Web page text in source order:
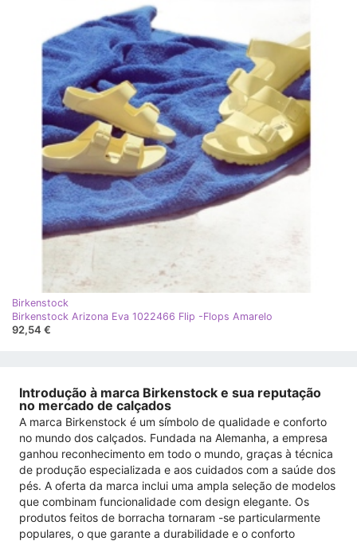
Birkenstock
Birkenstock Arizona Eva 1022466 Flip -Flops Amarelo
92,54 €
Introdução à marca Birkenstock e sua reputação
no mercado de calçados
A marca Birkenstock é um símbolo de qualidade e conforto
no mundo dos calçados. Fundada na Alemanha, a empresa
ganhou reconhecimento em todo o mundo, graças à técnica
de produção especializada e aos cuidados com a saúde dos
pés. A oferta da marca inclui uma ampla seleção de modelos
que combinam funcionalidade com design elegante. Os
produtos feitos de borracha tornaram -se particularmente
populares, o que garante a durabilidade e o conforto